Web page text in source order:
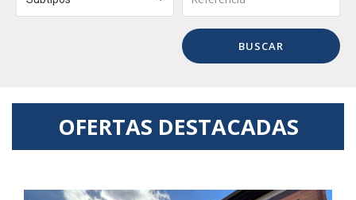
BUSCAR
OFERTAS DESTACADAS